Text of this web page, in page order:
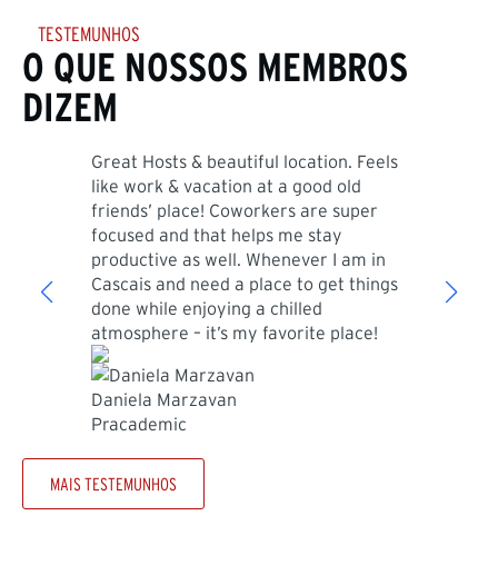
TESTEMUNHOS
O QUE NOSSOS MEMBROS
DIZEM
Great Hosts & beautiful location. Feels
like work & vacation at a good old
friends’ place! Coworkers are super
focused and that helps me stay
productive as well. Whenever I am in
Cascais and need a place to get things
done while enjoying a chilled
atmosphere – it’s my favorite place!
Daniela Marzavan
Pracademic
MAIS TESTEMUNHOS